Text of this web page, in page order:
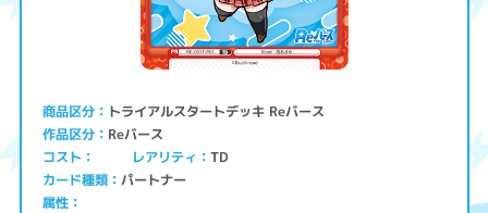
商品区分 トライアルスタートデッキ Reバース
作品区分 Reバース
コスト レアリティ TD
カード種類 パートナー
属性